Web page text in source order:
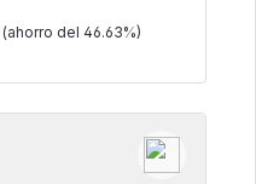
(ahorro del 46.63%)